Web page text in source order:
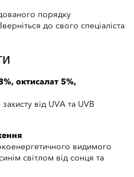
порядку
до свого спеціаліста
октисалат 5%,
від UVA та UVB
видимого
світлом від сонця та